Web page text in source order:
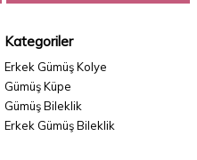
Kategoriler
Erkek Gümüş Kolye
Gümüş Küpe
Gümüş Bileklik
Erkek Gümüş Bileklik